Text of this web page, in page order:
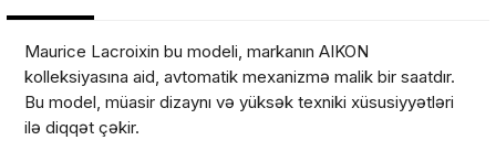
Maurice Lacroixin bu modeli, markanın AIKON
kolleksiyasına aid, avtomatik mexanizmə malik bir saatdır.
Bu model, müasir dizaynı və yüksək texniki xüsusiyyətləri
ilə diqqət çəkir.